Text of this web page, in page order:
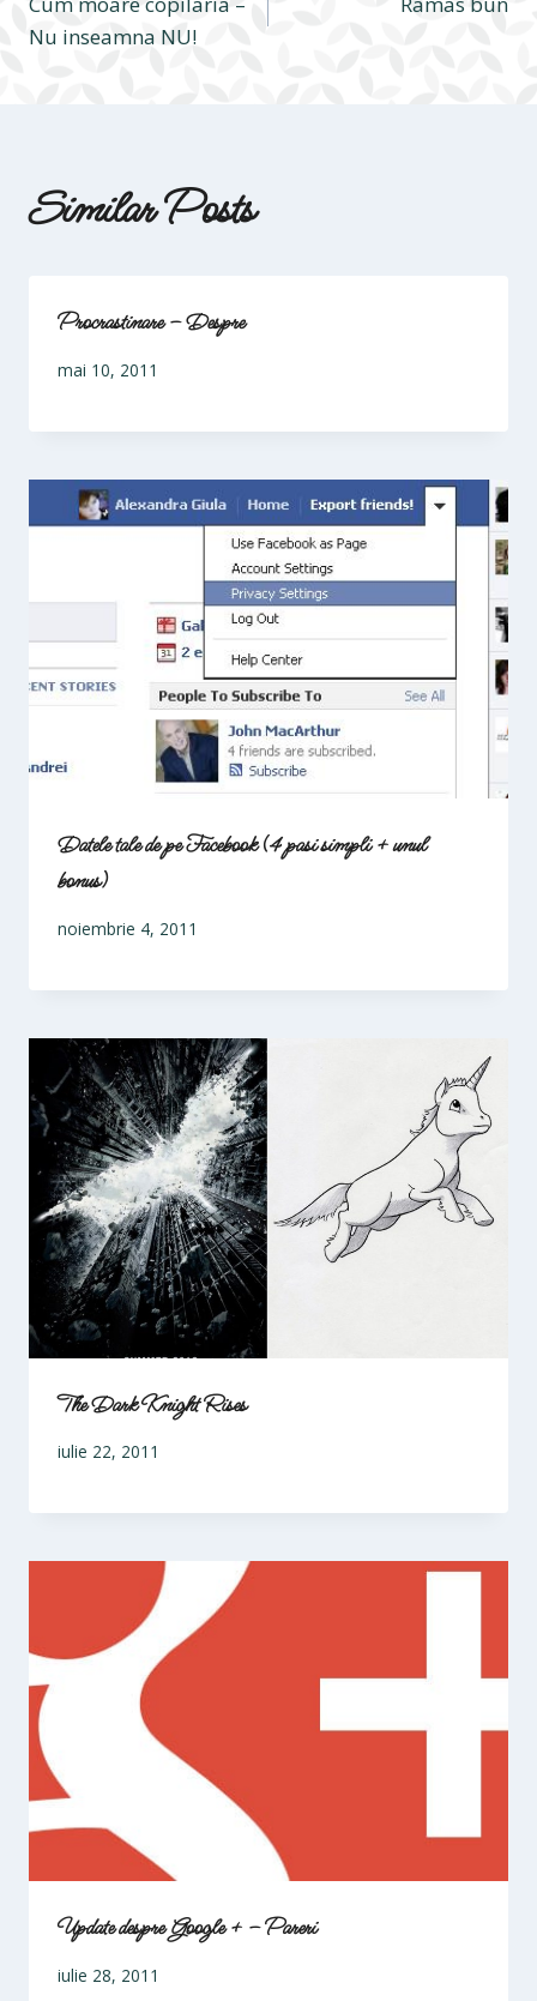
în
Nu inseamna NU!
Similar Posts
Procrastinare – Despre
mai 10, 2011
Datele tale de pe Facebook (4 pasi simpli + unul
bonus)
noiembrie 4, 2011
The Dark Knight Rises
iulie 22, 2011
Update despre Google + – Pareri
iulie 28, 2011